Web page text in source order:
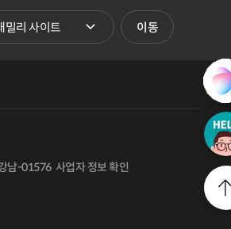
사이트 바로가기
이동
남-01576 사업자 정보 확인